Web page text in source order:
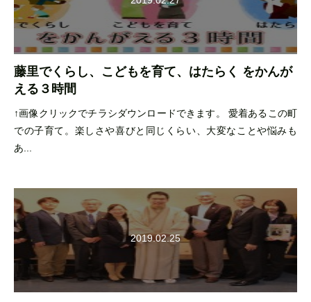
藤里でくらし、こどもを育て、はたらく をかんが
える３時間
↑画像クリックでチラシダウンロードできます。 愛着あるこの町
での子育て。楽しさや喜びと同じくらい、大変なことや悩みも
あ...
2019.02.25